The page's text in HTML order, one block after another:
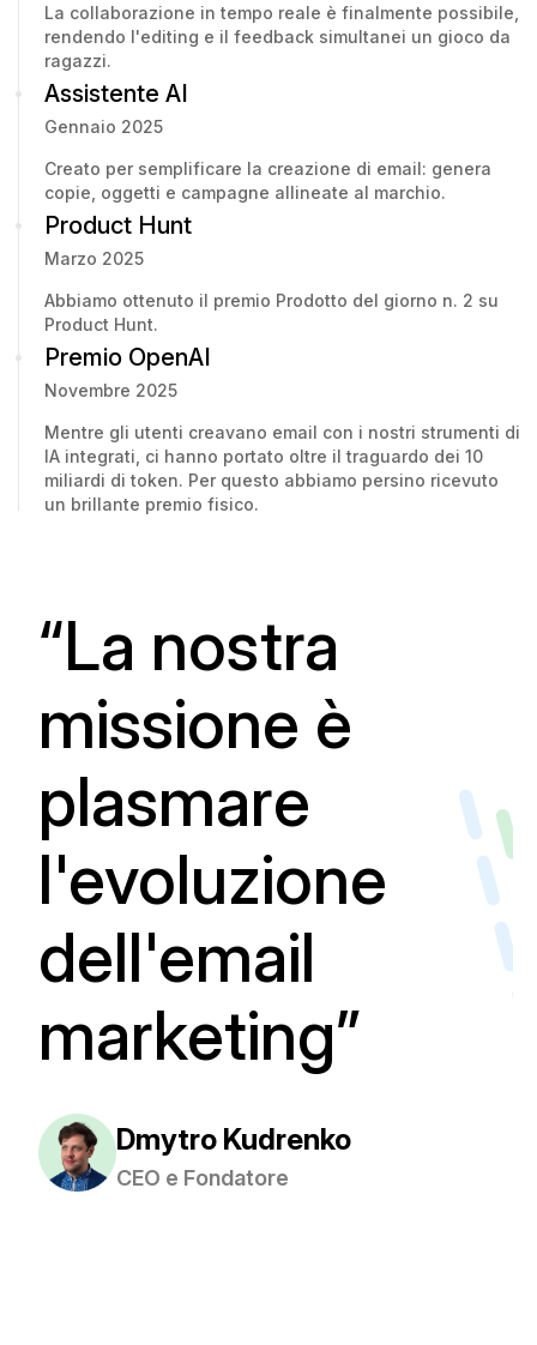
La collaborazione in tempo reale è finalmente possibile,
rendendo l'editing e il feedback simultanei un gioco da
ragazzi.
Assistente AI
Gennaio 2025
Creato per semplificare la creazione di email: genera
copie, oggetti e campagne allineate al marchio.
Product Hunt
Marzo 2025
Abbiamo ottenuto il premio Prodotto del giorno n. 2 su
Product Hunt.
Premio OpenAI
Novembre 2025
Mentre gli utenti creavano email con i nostri strumenti di
IA integrati, ci hanno portato oltre il traguardo dei 10
miliardi di token. Per questo abbiamo persino ricevuto
un brillante premio fisico.
“La nostra
missione è
plasmare
l'evoluzione
dell'email
marketing”
Dmytro Kudrenko
CEO e Fondatore